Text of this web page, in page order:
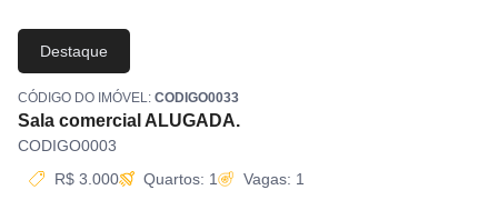
Destaque
CÓDIGO DO IMÓVEL: CODIGO0033
Sala comercial ALUGADA.
CODIGO0003
R$ 3.000
Quartos: 1 Vagas: 1